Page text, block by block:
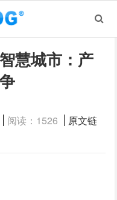
慧城市：产
阅读：1526
原文链